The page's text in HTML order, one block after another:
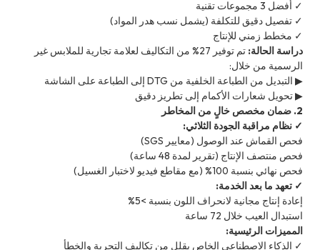
✓ أفضل 3 مجموعات تقنية
✓ تفصيل دقيق للتكلفة (يشمل نسب هدر المواد)
✓ مخطط زمني للإنتاج
دراسة الحالة:
تم توفير 27% من التكاليف لعلامة تجارية للملابس غير
الرسمية من خلال:
▶ التبديل من الطباعة الخلفية من DTG إلى الطباعة على الشاشة
▶ تحويل شعارات الأكمام إلى تطريز دقيق
2. ضمان مخصص خالٍ من المخاطر
✓ نظام مراقبة الجودة الثلاثي:
فحص القماش عند الوصول (معايير SGS)
فحص منتصف الإنتاج (تقرير لمدة 48 ساعة)
فحص نهائي بنسبة 100% (مع مقاطع فيديو لاختبار الغسيل)
✓ تعهد ما بعد الخدمة:
إعادة إنتاج مجانية لانحراف اللون بنسبة >5%
استبدال العيب خلال 72 ساعة
المميزات الرئيسية:
✓ الذكاء الاصطناعي الخاص يقلل من تكاليف التجربة والخطأ